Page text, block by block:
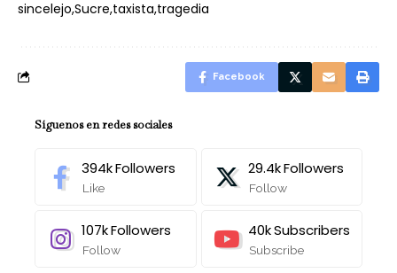
sincelejo Sucre taxista tragedia
Facebook
Síguenos en redes sociales
394kFollowers
Like
29.4kFollowers
Follow
107kFollowers
Follow
40kSubscribers
Subscribe